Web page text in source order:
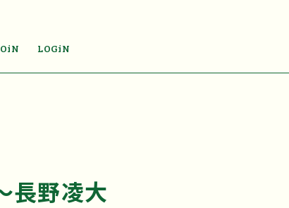
LOGiN
長野凌大